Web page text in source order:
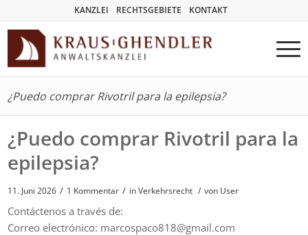
KANZLEI RECHTSGEBIETE KONTAKT
¿Puedo comprar Rivotril para la epilepsia?
¿Puedo comprar Rivotril para la
epilepsia?
11. Juni 2026 / 1 Kommentar / inVerkehrsrecht / von User
Contáctenos a través de:
Correo electrónico: marcospaco818@gmail.com